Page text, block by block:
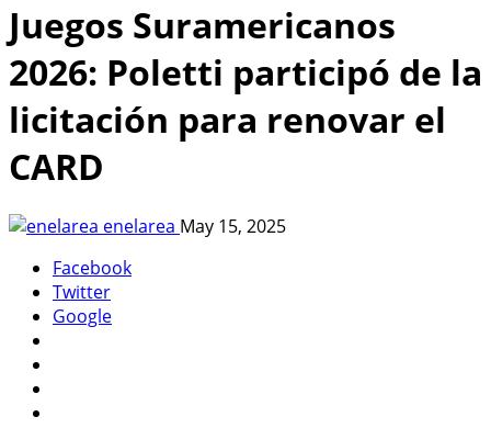
Juegos Suramericanos
2026: Poletti participó de la
licitación para renovar el
CARD
enelarea May 15, 2025
Facebook
Twitter
Google